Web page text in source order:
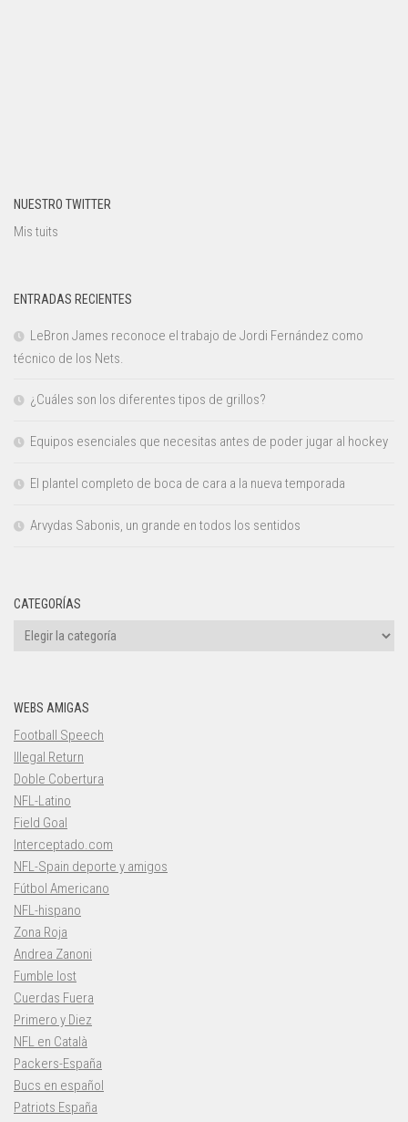
NUESTRO TWITTER
Mis tuits
ENTRADAS RECIENTES
LeBron James reconoce el trabajo de Jordi Fernández como
técnico de los Nets.
¿Cuáles son los diferentes tipos de grillos?
Equipos esenciales que necesitas antes de poder jugar al hockey
El plantel completo de boca de cara a la nueva temporada
Arvydas Sabonis, un grande en todos los sentidos
CATEGORÍAS
Categorías
WEBS AMIGAS
Football Speech
Illegal Return
Doble Cobertura
NFL-Latino
Field Goal
Interceptado.com
NFL-Spain deporte y amigos
Fútbol Americano
NFL-hispano
Zona Roja
Andrea Zanoni
Fumble lost
Cuerdas Fuera
Primero y Diez
NFL en Català
Packers-España
Bucs en español
Patriots España